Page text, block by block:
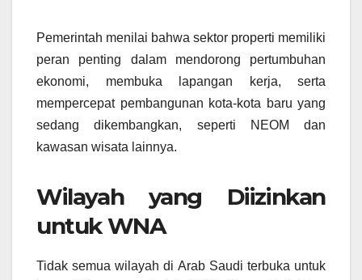
Pemerintah menilai bahwa sektor properti memiliki
peran penting dalam mendorong pertumbuhan
ekonomi, membuka lapangan kerja, serta
mempercepat pembangunan kota-kota baru yang
sedang dikembangkan, seperti NEOM dan
kawasan wisata lainnya.
Wilayah yang Diizinkan
untuk WNA
Tidak semua wilayah di Arab Saudi terbuka untuk